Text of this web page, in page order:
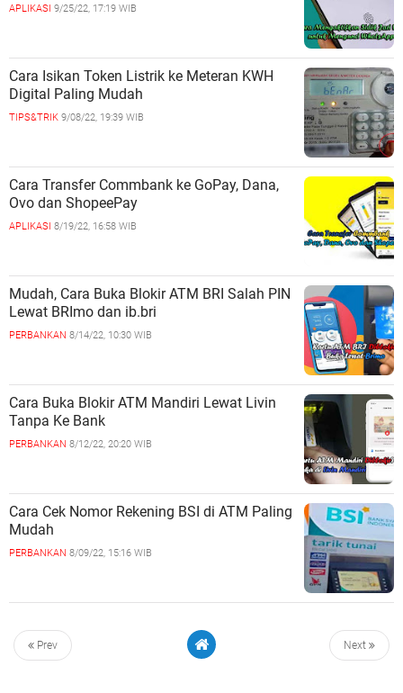
APLIKASI 9/25/22, 17:19 WIB
Cara Isikan Token Listrik ke Meteran KWH
Digital Paling Mudah
TIPS&TRIK 9/08/22, 19:39 WIB
Cara Transfer Commbank ke GoPay, Dana,
Ovo dan ShopeePay
APLIKASI 8/19/22, 16:58 WIB
Mudah, Cara Buka Blokir ATM BRI Salah PIN
Lewat BRImo dan ib.bri
PERBANKAN 8/14/22, 10:30 WIB
Cara Buka Blokir ATM Mandiri Lewat Livin
Tanpa Ke Bank
PERBANKAN 8/12/22, 20:20 WIB
Cara Cek Nomor Rekening BSI di ATM Paling
Mudah
PERBANKAN 8/09/22, 15:16 WIB
Prev Next